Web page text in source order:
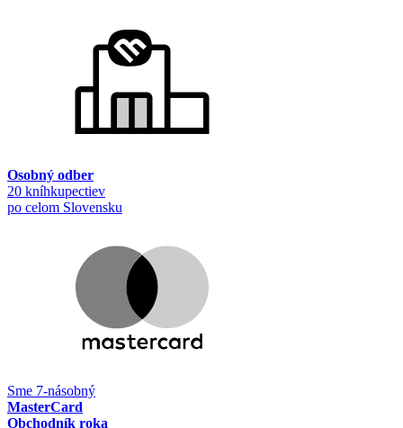
Osobný odber
20 kníhkupectiev
po celom Slovensku
Sme 7-násobný
MasterCard
Obchodník roka